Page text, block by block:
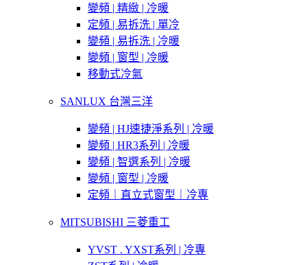
變頻 | 精緻 | 冷暖
定頻 | 易拆洗 | 單冷
變頻 | 易拆洗 | 冷暖
變頻 | 窗型 | 冷暖
移動式冷氣
SANLUX 台灣三洋
變頻 | HJ速捷淨系列 | 冷暖
變頻 | HR3系列 | 冷暖
變頻 | 智選系列 | 冷暖
變頻 | 窗型 | 冷暖
定頻｜直立式窗型｜冷專
MITSUBISHI 三菱重工
YVST . YXST系列 | 冷專